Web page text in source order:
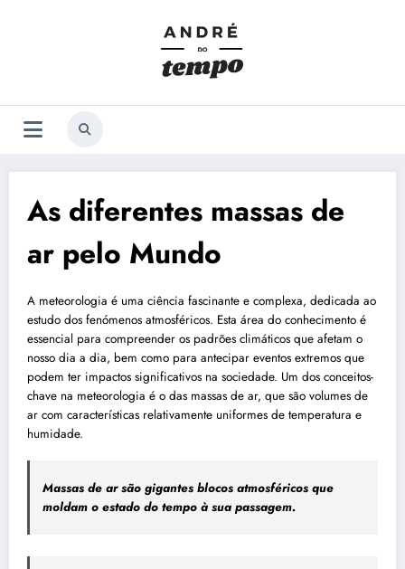
As diferentes massas de
ar pelo Mundo
A meteorologia é uma ciência fascinante e complexa, dedicada ao
estudo dos fenómenos atmosféricos. Esta área do conhecimento é
essencial para compreender os padrões climáticos que afetam o
nosso dia a dia, bem como para antecipar eventos extremos que
podem ter impactos significativos na sociedade. Um dos conceitos-
chave na meteorologia é o das massas de ar, que são volumes de
ar com características relativamente uniformes de temperatura e
humidade.
Massas de ar são gigantes blocos atmosféricos que
moldam o estado do tempo à sua passagem.